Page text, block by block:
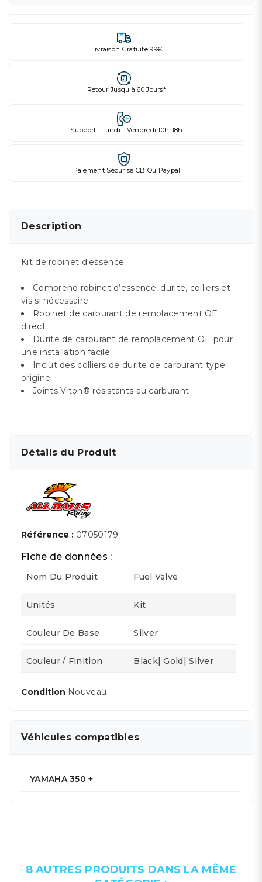
Livraison Gratuite 99€
Retour Jusqu'à 60 Jours*
Support : Lundi - Vendredi 10h-18h
Paiement Sécurisé CB Ou Paypal
Description
Kit de robinet d'essence
Comprend robinet d’essence, durite, colliers et
vis si nécessaire
Robinet de carburant de remplacement OE
direct
Durite de carburant de remplacement OE pour
une installation facile
Inclut des colliers de durite de carburant type
origine
Joints Viton® résistants au carburant
Détails du Produit
Référence : 07050179
Fiche de données :
Nom Du Produit Fuel Valve
Unités Kit
Couleur De Base Silver
Couleur / Finition Black| Gold| Silver
Condition Nouveau
Véhicules compatibles
YAMAHA 350 +
8 AUTRES PRODUITS DANS LA MÊME